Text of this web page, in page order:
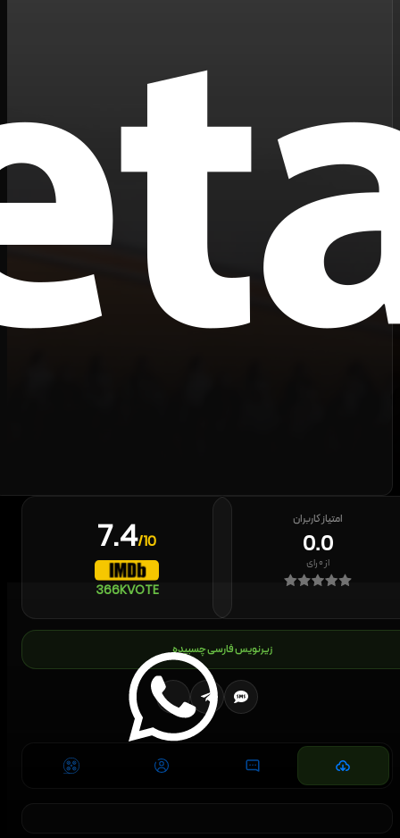
7.4/10
366KVOTE
امتیاز کاربران
0.0
از۰رای
زیرنویس فارسی چسبیده